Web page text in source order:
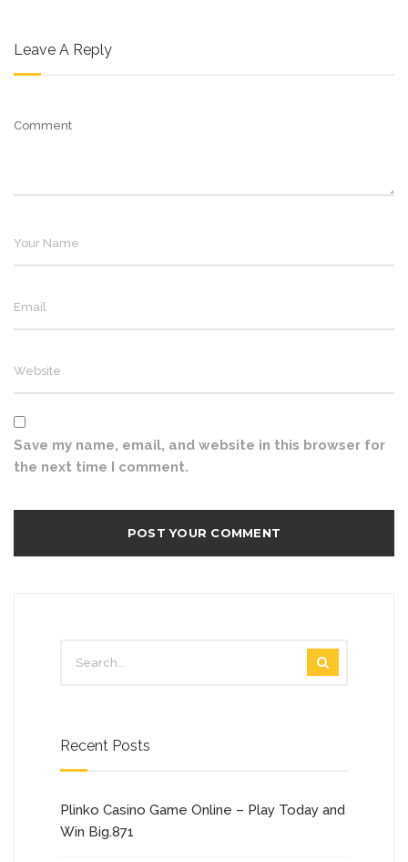
Leave A Reply
Save my name, email, and website in this browser for
the next time I comment.
Recent Posts
Plinko Casino Game Online – Play Today and
Win Big.871